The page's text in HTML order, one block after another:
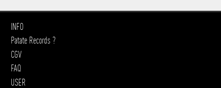
INFO
Patate Records ?
CGV
FAQ
USER